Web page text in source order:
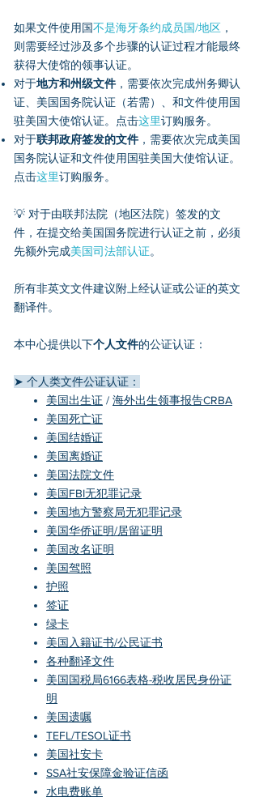
如果文件使用国不是海牙条约成员国/地区 ，
则需要经过涉及多个步骤的认证过程才能最终
获得大使馆的领事认证。
对于地方和州级文件 ，需要依次完成州务卿认
证、美国国务院认证（若需）、和文件使用国
驻美国大使馆认证。点击这里订购服务。
对于联邦政府签发的文件 ，需要依次完成美国
国务院认证和文件使用国驻美国大使馆认证。
点击这里订购服务。
💡 对于由联邦法院（地区法院）签发的文
件，在提交给美国国务院进行认证之前，必须
先额外完成美国司法部认证。
所有非英文文件建议附上经认证或公证的英文
翻译件。
本中心提供以下个人文件的公证认证：
➤ 个人类文件公证认证：
美国出生证 / 海外出生领事报告CRBA
美国死亡证
美国结婚证
美国离婚证
美国法院文件
美国FBI无犯罪记录
美国地方警察局无犯罪记录
美国华侨证明/居留证明
美国改名证明
美国驾照
护照
​签证
​绿卡
美国入籍证书/公民证书
各种翻译文件
​美国国税局6166表格-税收居民身份证
明
美国遗嘱
​TEFL/TESOL证书
美国社安卡
SSA社安保障金验证信函
​水电费账单